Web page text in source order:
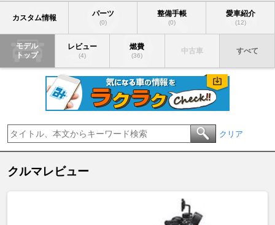
カスタム情報 パーツ
(0)
整備手帳
(0)
愛車紹介
(12)
モデル
トップ
レビュー
(4)
燃費
(36)
中古車 すべて
クリア
クルマレビュー